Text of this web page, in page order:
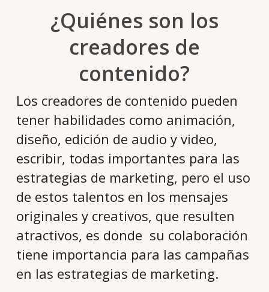
¿Quiénes son los
creadores de
contenido?
Los creadores de contenido pueden
tener habilidades como animación,
diseño, edición de audio y video,
escribir, todas importantes para las
estrategias de marketing, pero el uso
de estos talentos en los mensajes
originales y creativos, que resulten
atractivos, es donde su colaboración
tiene importancia para las campañas
en las estrategias de marketing.